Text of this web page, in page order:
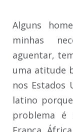
Alguns
minhas
aguentar,
uma atitude
nos Estados
latino
problema é